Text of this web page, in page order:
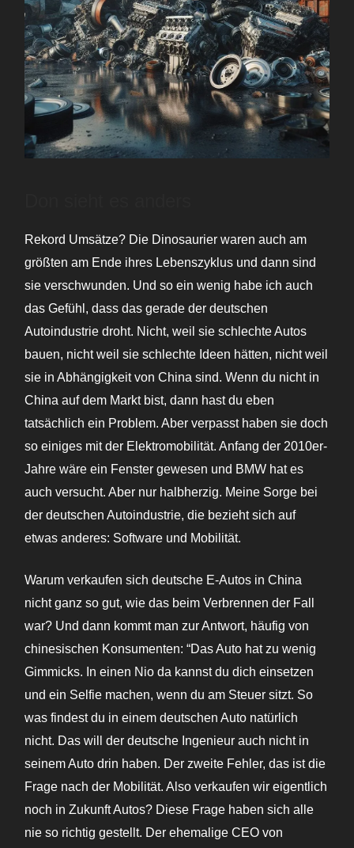
Rekord Umsätze? Die Dinosaurier waren auch am
größten am Ende ihres Lebenszyklus und dann sind
sie verschwunden. Und so ein wenig habe ich auch
das Gefühl, dass das gerade der deutschen
Autoindustrie droht. Nicht, weil sie schlechte Autos
bauen, nicht weil sie schlechte Ideen hätten, nicht weil
sie in Abhängigkeit von China sind. Wenn du nicht in
China auf dem Markt bist, dann hast du eben
tatsächlich ein Problem. Aber verpasst haben sie doch
so einiges mit der Elektromobilität. Anfang der 2010er-
Jahre wäre ein Fenster gewesen und BMW hat es
auch versucht. Aber nur halbherzig. Meine Sorge bei
der deutschen Autoindustrie, die bezieht sich auf
etwas anderes: Software und Mobilität.
Warum verkaufen sich deutsche E-Autos in China
nicht ganz so gut, wie das beim Verbrennen der Fall
war? Und dann kommt man zur Antwort, häufig von
chinesischen Konsumenten: “Das Auto hat zu wenig
Gimmicks. In einen Nio da kannst du dich einsetzen
und ein Selfie machen, wenn du am Steuer sitzt. So
was findest du in einem deutschen Auto natürlich
nicht. Das will der deutsche Ingenieur auch nicht in
seinem Auto drin haben. Der zweite Fehler, das ist die
Frage nach der Mobilität. Also verkaufen wir eigentlich
noch in Zukunft Autos? Diese Frage haben sich alle
nie so richtig gestellt. Der ehemalige CEO von